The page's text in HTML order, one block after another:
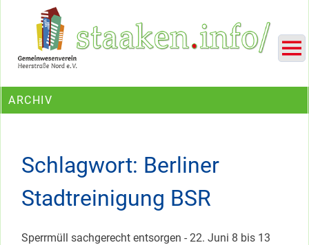
Ein Projekt des Gemeinwesenvereins Heerstraße Nord
ARCHIV
Schlagwort: Berliner
Stadtreinigung BSR
Sperrmüll sachgerecht entsorgen - 22. Juni 8 bis 13